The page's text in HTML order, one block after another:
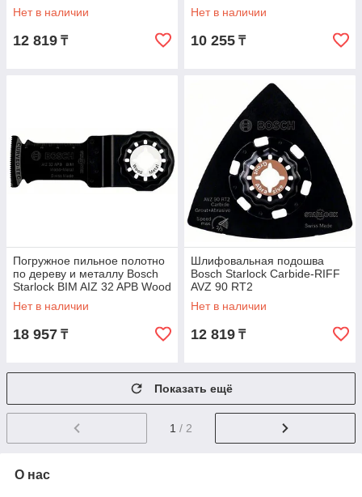
Нет в наличии
12 819 ₸
Нет в наличии
10 255 ₸
Погружное пильное полотно
по дереву и металлу Bosch
Starlock BIM AIZ 32 APB Wood
and Metal, 5 шт
Нет в наличии
18 957 ₸
Шлифовальная подошва
Bosch Starlock Carbide-RIFF
AVZ 90 RT2
Нет в наличии
12 819 ₸
Показать ещё
1 / 2
О нас